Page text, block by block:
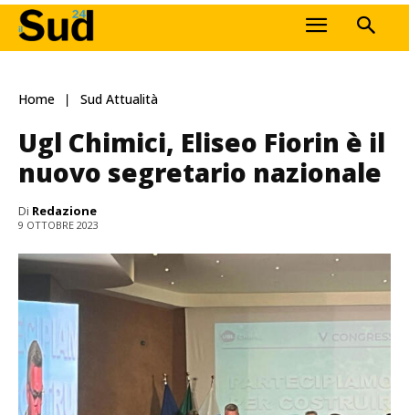
Home Sud Attualità
Ugl Chimici, Eliseo Fiorin è il
nuovo segretario nazionale
Di Redazione
9 OTTOBRE 2023